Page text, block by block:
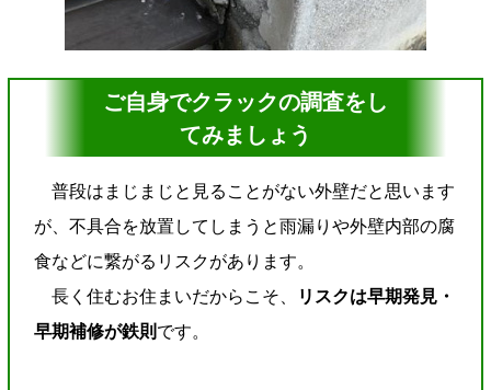
ご自身でクラックの調査をし
てみましょう
普段はまじまじと見ることがない外壁だと思います
が、不具合を放置してしまうと雨漏りや外壁内部の腐
食などに繋がるリスクがあります。
長く住むお住まいだからこそ、
リスクは早期発見・
早期補修が鉄則 です。